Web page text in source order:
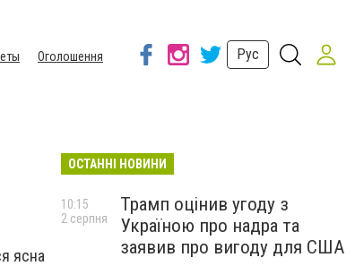
Оголошення
Рус
ясна
ОСТАННІ НОВИНИ
Трамп оцінив угоду з
Україною про надра та
заявив про вигоду для США
10:15
2 серпня